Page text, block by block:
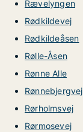
Rævelyngen
Rødkildevej
Rødkildeåsen
Rølle-Åsen
Rønne Alle
Rønnebjergvej
Rørholmsvej
Rørmosevej